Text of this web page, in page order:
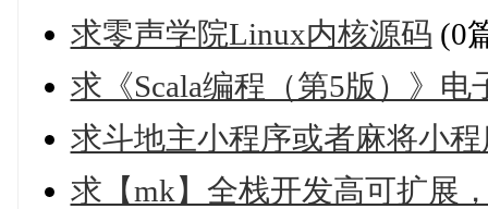
求零声学院Linux内核源码 (0
求《Scala编程（第5版）》电
求斗地主小程序或者麻将小
求【mk】全栈开发高可扩展